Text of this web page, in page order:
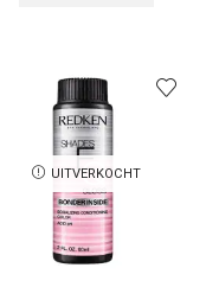
UITVERKOCHT